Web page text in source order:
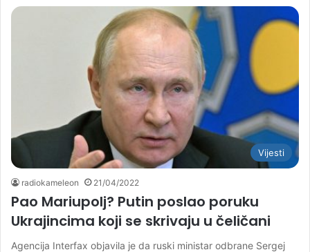
Vijesti
radiokameleon 21/04/2022
Pao Mariupolj? Putin poslao poruku
Ukrajincima koji se skrivaju u čeličani
Agencija Interfax objavila je da ruski ministar odbrane Sergej